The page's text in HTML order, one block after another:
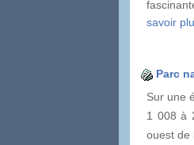
savoir
Parc
Sur une
1 008 à
ouest de